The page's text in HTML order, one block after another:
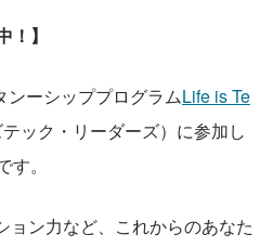
！】
ンーシッププログラムLife is Te
テック・リーダーズ）に参加し
。
ョン力など、これからのあなた